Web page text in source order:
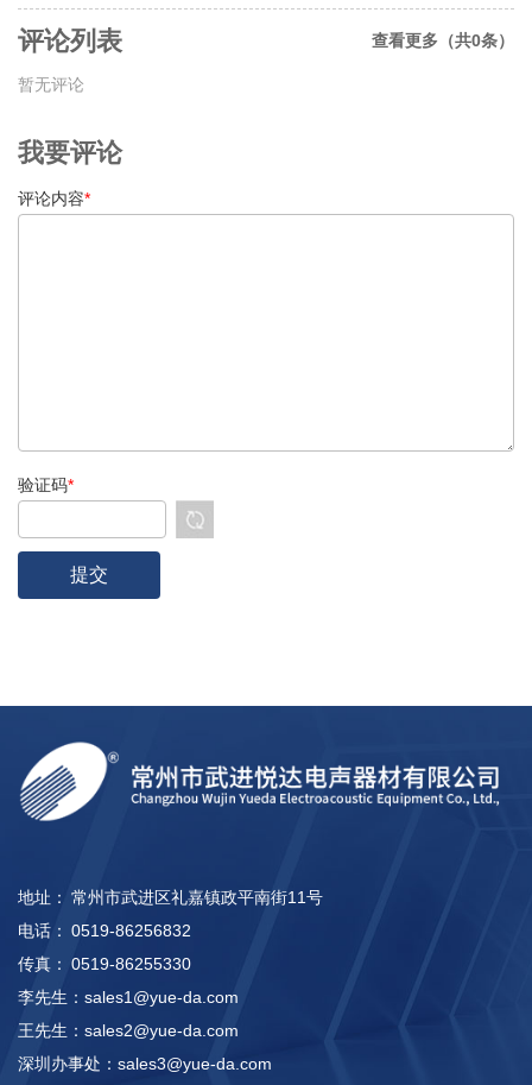
查看更多（共0条）
评论列表
暂无评论
我要评论
评论内容*
验证码*
地址： 常州市武进区礼嘉镇政平南街11号
电话： 0519-86256832
传真： 0519-86255330
李先生： sales1@yue-da.com
王先生： sales2@yue-da.com
深圳办事处： sales3@yue-da.com